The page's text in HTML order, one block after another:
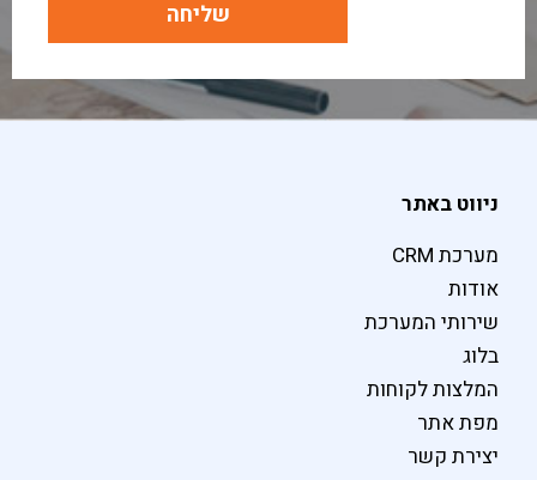
ניווט באתר
מערכת CRM
אודות
שירותי המערכת
בלוג
המלצות לקוחות
מפת אתר
יצירת קשר